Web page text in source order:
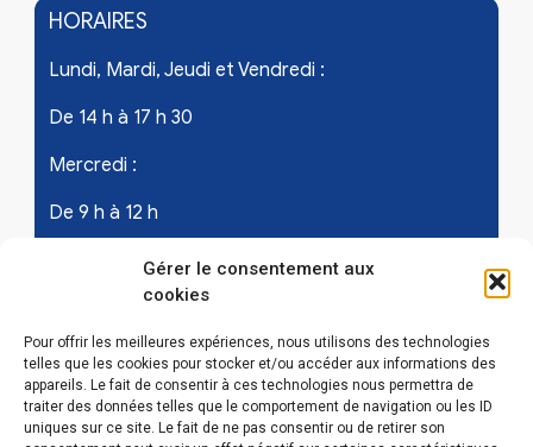
Gérer le consentement aux
cookies
Pour offrir les meilleures expériences, nous utilisons des technologies
telles que les cookies pour stocker et/ou accéder aux informations des
appareils. Le fait de consentir à ces technologies nous permettra de
traiter des données telles que le comportement de navigation ou les ID
uniques sur ce site. Le fait de ne pas consentir ou de retirer son
HORAIRES
Lundi, Mardi, Jeudi et Vendredi :
De 14 h à 17 h 30
Mercredi :
De 9 h à 12 h
Samedi - les 1er et 3ème de chaque mois :
De 9 h à 12 h
LIENS UTILES